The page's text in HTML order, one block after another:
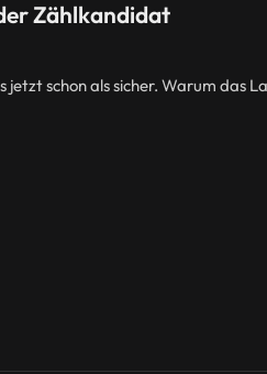
Zählkandidat
schon als sicher. Warum das